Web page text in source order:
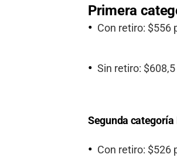
Primera
Con retiro: $556
Sin retiro:
Segunda
Con retiro: $526